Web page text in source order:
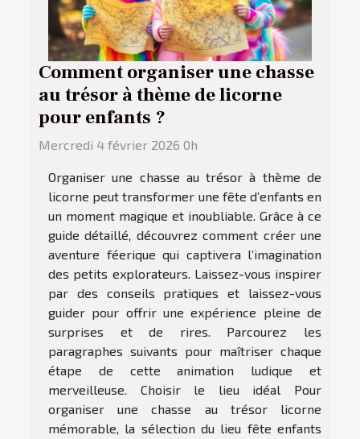
Comment organiser une chasse
au trésor à thème de licorne
pour enfants ?
Mercredi 4 février 2026 0h
Organiser une chasse au trésor à thème de
licorne peut transformer une fête d’enfants en
un moment magique et inoubliable. Grâce à ce
guide détaillé, découvrez comment créer une
aventure féerique qui captivera l’imagination
des petits explorateurs. Laissez-vous inspirer
par des conseils pratiques et laissez-vous
guider pour offrir une expérience pleine de
surprises et de rires. Parcourez les
paragraphes suivants pour maîtriser chaque
étape de cette animation ludique et
merveilleuse. Choisir le lieu idéal Pour
organiser une chasse au trésor licorne
mémorable, la sélection du lieu fête enfants